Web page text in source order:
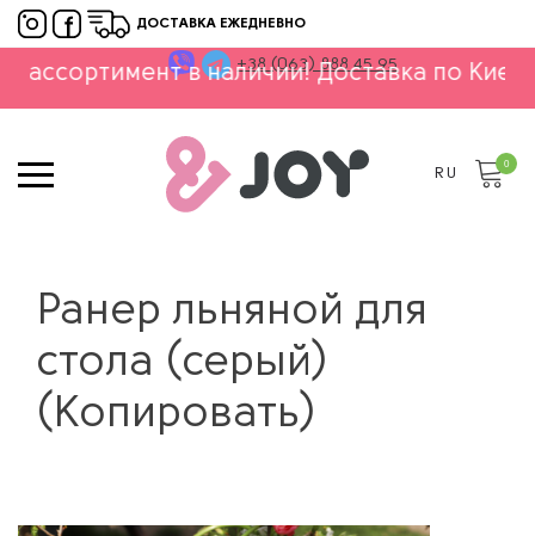
ДОСТАВКА ЕЖЕДНЕВНО
+38 (063) 888 45 95
в наличии! Доставка по Киеву и
RU
0
Ранер льняной для
стола (серый)
(Копировать)